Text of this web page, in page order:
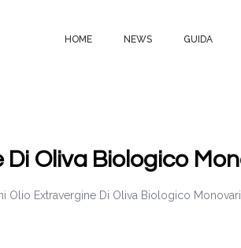
HOME NEWS GUIDA
Di Oliva Biologico
Olio Extravergine Di Oliva Biologico